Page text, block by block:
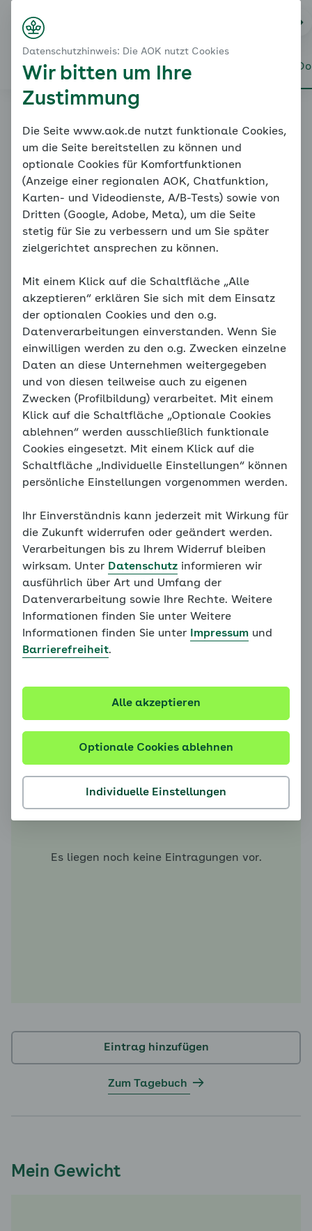
Alles über den Coach Mein Coach Meine
Online-Coach Diabetes
Meine Dokumentationen
Online-Coach
Diabetes
Meine
Dokumentationen
Hinweis
Ihre hier gespeicherten Eintragungen
gehen ohne vorherigen Login verloren.
Melden Sie sich mit Ihren Login-Daten an,
um Ihre Dokumentation auch zukünftig zu
sehen.
Login
Sie sind noch nicht registriert?
Jetzt registrieren
Wählen Sie ein Tagebuch
Einen Eintrag hinzufügen
Mein Blutzucker
Es liegen noch keine Eintragungen vor.
Eintrag hinzufügen
Zum Tagebuch
Mein Gewicht
Datenschutzhinweis: Die AOK nutzt Cookies
Wir bitten um Ihre
Zustimmung
Die Seite www.aok.de nutzt funktionale Cookies,
um die Seite bereitstellen zu können und
optionale Cookies für Komfortfunktionen
(Anzeige einer regionalen AOK, Chatfunktion,
Karten- und Videodienste, A/B-Tests) sowie von
Dritten (Google, Adobe, Meta), um die Seite
stetig für Sie zu verbessern und um Sie später
zielgerichtet ansprechen zu können.
Mit einem Klick auf die Schaltfläche „Alle
akzeptieren“ erklären Sie sich mit dem Einsatz
der optionalen Cookies und den o.g.
Datenverarbeitungen einverstanden. Wenn Sie
einwilligen werden zu den o.g. Zwecken einzelne
Daten an diese Unternehmen weitergegeben
und von diesen teilweise auch zu eigenen
Zwecken (Profilbildung) verarbeitet. Mit einem
Klick auf die Schaltfläche „Optionale Cookies
ablehnen“ werden ausschließlich funktionale
Cookies eingesetzt. Mit einem Klick auf die
Schaltfläche „Individuelle Einstellungen“ können
persönliche Einstellungen vorgenommen werden.
Ihr Einverständnis kann jederzeit mit Wirkung für
die Zukunft widerrufen oder geändert werden.
Verarbeitungen bis zu Ihrem Widerruf bleiben
wirksam. Unter Datenschutz informieren wir
ausführlich über Art und Umfang der
Datenverarbeitung sowie Ihre Rechte. Weitere
Informationen finden Sie unter Weitere
Informationen finden Sie unter
Impressum und
Barrierefreiheit.
Individuelle Einstellungen
Optionale Cookies ablehnen
Alle akzeptieren